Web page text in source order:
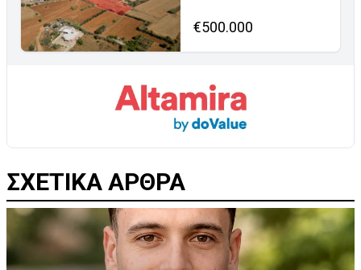
€500.000
ΣΧΕΤΙΚΑ ΑΡΘΡΑ